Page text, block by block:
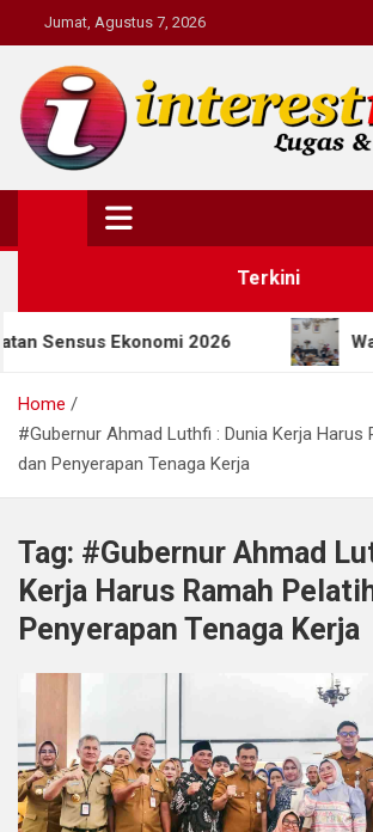
to
content
Jumat, Agustus 7, 2026
Interestnews.or.id
Terkini
Ekonomi 2026 Wagub
Home
#Gubernur Ahmad Luthfi : Dunia Kerja Harus
dan Penyerapan Tenaga Kerja
Tag: #Gubernur Ahmad
Kerja Harus Ramah
Penyerapan Tenaga Kerja